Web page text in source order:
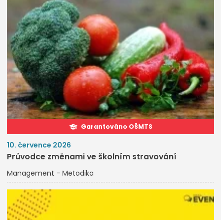
Garantováno OŠMTS
10. července 2026
Průvodce změnami ve školním stravování
Management - Metodika